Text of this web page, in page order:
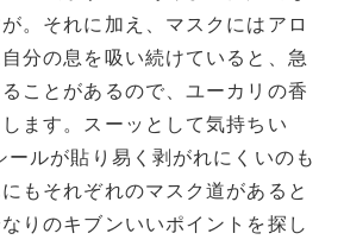
。それに加え、マスクにはアロ
分の息を吸い続けていると、急
ことがあるので、ユーカリの香
ます。スーッとして気持ちい
ールが貼り易く剥がれにくいのも
もそれぞれのマスク道があると
りのキブンいいポイントを探し